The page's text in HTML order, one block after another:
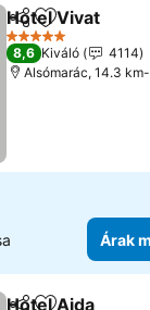
Megosztás
Hozzáadás
Hotel Vivat
5 Kategória
8,6 Kiváló
4114
Alsómarác, 14.3
Árak
Hotel Ajda